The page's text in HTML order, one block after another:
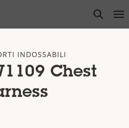
open
INDOSSABILI
Chest